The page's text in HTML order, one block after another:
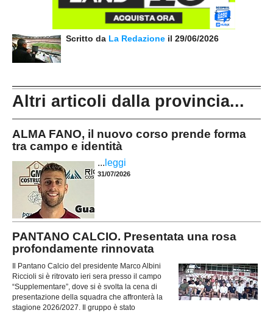
Scritto da La Redazione il 29/06/2026
Altri articoli dalla provincia...
ALMA FANO, il nuovo corso prende forma
tra campo e identità
... leggi
31/07/2026
PANTANO CALCIO. Presentata una rosa
profondamente rinnovata
Il Pantano Calcio del presidente Marco Albini
Riccioli si è ritrovato ieri sera presso il campo
“Supplementare”, dove si è svolta la cena di
presentazione della squadra che affronterà la
stagione 2026/2027. Il gruppo è stato